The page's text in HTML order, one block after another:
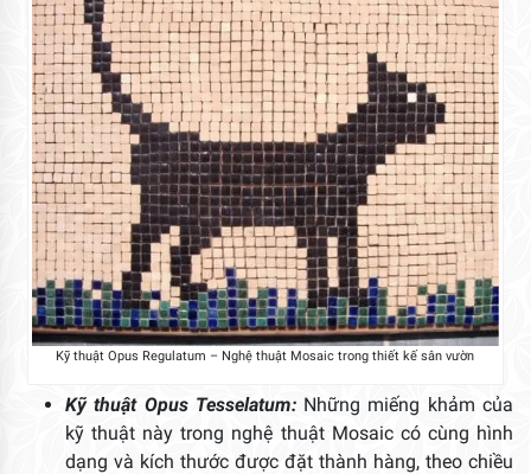
Kỹ thuật Opus Regulatum – Nghệ thuật Mosaic trong thiết kế sân vườn
Kỹ thuật Opus Tesselatum:Những miếng khảm của
kỹ thuật này trong nghệ thuật Mosaic có cùng hình
dạng và kích thước được đặt thành hàng, theo chiều